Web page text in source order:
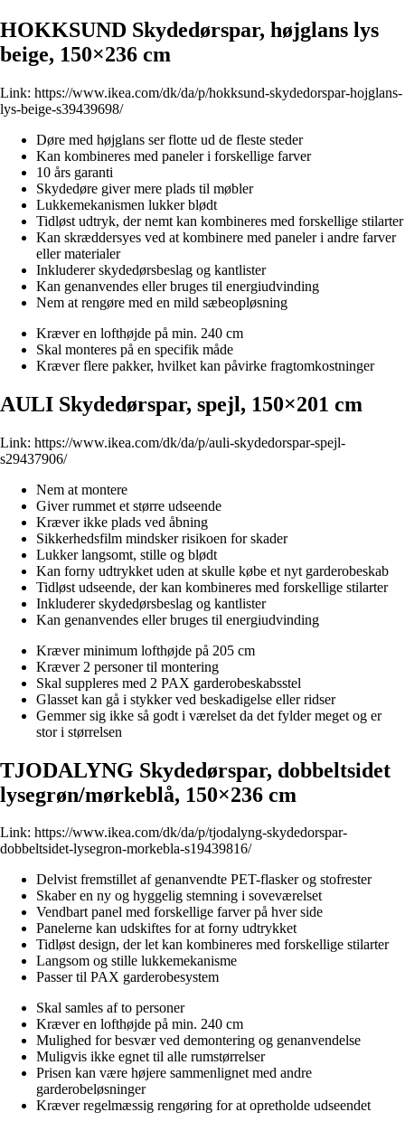
HOKKSUND Skydedørspar, højglans lys
beige, 150×236 cm
Link: https://www.ikea.com/dk/da/p/hokksund-skydedorspar-hojglans-
lys-beige-s39439698/
Døre med højglans ser flotte ud de fleste steder
Kan kombineres med paneler i forskellige farver
10 års garanti
Skydedøre giver mere plads til møbler
Lukkemekanismen lukker blødt
Tidløst udtryk, der nemt kan kombineres med forskellige stilarter
Kan skræddersyes ved at kombinere med paneler i andre farver
eller materialer
Inkluderer skydedørsbeslag og kantlister
Kan genanvendes eller bruges til energiudvinding
Nem at rengøre med en mild sæbeopløsning
Kræver en lofthøjde på min. 240 cm
Skal monteres på en specifik måde
Kræver flere pakker, hvilket kan påvirke fragtomkostninger
AULI Skydedørspar, spejl, 150×201 cm
Link: https://www.ikea.com/dk/da/p/auli-skydedorspar-spejl-
s29437906/
Nem at montere
Giver rummet et større udseende
Kræver ikke plads ved åbning
Sikkerhedsfilm mindsker risikoen for skader
Lukker langsomt, stille og blødt
Kan forny udtrykket uden at skulle købe et nyt garderobeskab
Tidløst udseende, der kan kombineres med forskellige stilarter
Inkluderer skydedørsbeslag og kantlister
Kan genanvendes eller bruges til energiudvinding
Kræver minimum lofthøjde på 205 cm
Kræver 2 personer til montering
Skal suppleres med 2 PAX garderobeskabsstel
Glasset kan gå i stykker ved beskadigelse eller ridser
Gemmer sig ikke så godt i værelset da det fylder meget og er
stor i størrelsen
TJODALYNG Skydedørspar, dobbeltsidet
lysegrøn/mørkeblå, 150×236 cm
Link: https://www.ikea.com/dk/da/p/tjodalyng-skydedorspar-
dobbeltsidet-lysegron-morkebla-s19439816/
Delvist fremstillet af genanvendte PET-flasker og stofrester
Skaber en ny og hyggelig stemning i soveværelset
Vendbart panel med forskellige farver på hver side
Panelerne kan udskiftes for at forny udtrykket
Tidløst design, der let kan kombineres med forskellige stilarter
Langsom og stille lukkemekanisme
Passer til PAX garderobesystem
Skal samles af to personer
Kræver en lofthøjde på min. 240 cm
Mulighed for besvær ved demontering og genanvendelse
Muligvis ikke egnet til alle rumstørrelser
Prisen kan være højere sammenlignet med andre
garderobeløsninger
Kræver regelmæssig rengøring for at opretholde udseendet